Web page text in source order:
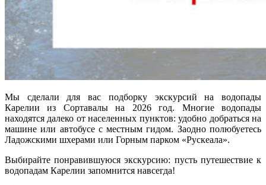
Мы сделали для вас подборку экскурсий на водопады
Карелии из Сортавалы на 2026 год. Многие водопады
находятся далеко от населенных пунктов: удобно добраться на
машине или автобусе с местным гидом. Заодно полюбуетесь
Ладожскими шхерами или Горным парком «Рускеала».
Выбирайте понравившуюся экскурсию: пусть путешествие к
водопадам Карелии запомнится навсегда!